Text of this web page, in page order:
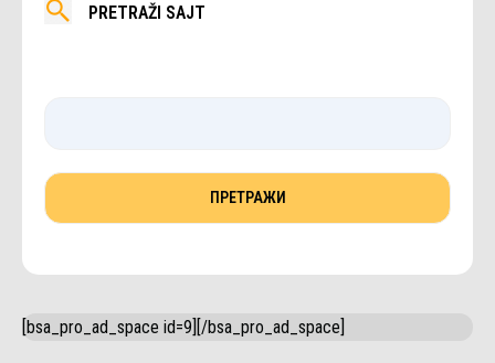
PRETRAŽI SAJT
[bsa_pro_ad_space id=9][/bsa_pro_ad_space]